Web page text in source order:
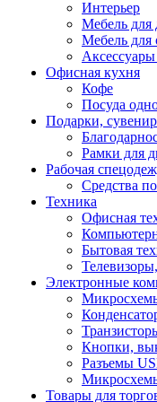
Интерьер
Мебель для
Мебель для
Офисная кухня
Кофе
Посуда
Подарки,
Рамки для
Рабочая
Средства
Техника
Офисная
Бытовая
Электронные
Кнопки,
Разъемы
Товары для